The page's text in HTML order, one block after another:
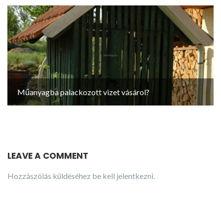
Műanyagba palackozott vizet vásárol?
LEAVE A COMMENT
Hozzászólás küldéséhez be kell jelentkezni.